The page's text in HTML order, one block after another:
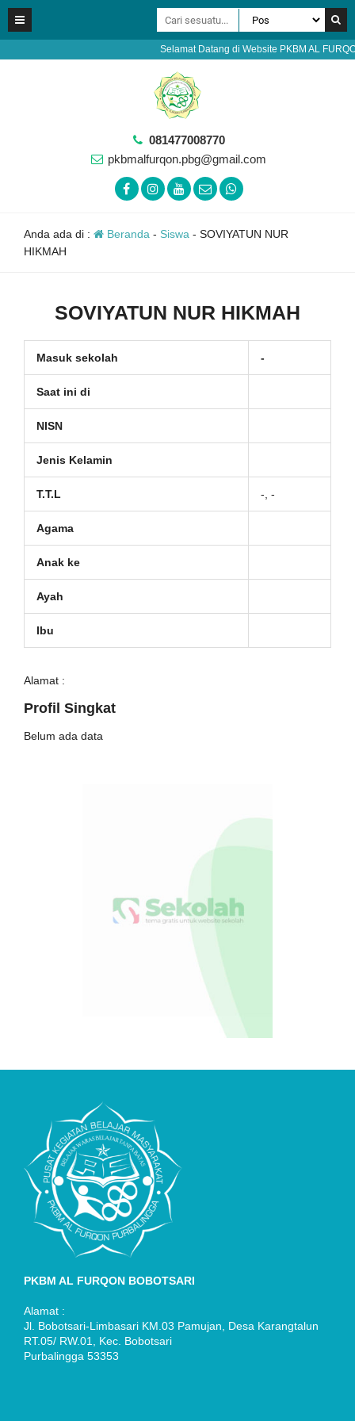
Selamat Datang di Website PKBM AL
081477008770
pkbmalfurqon.pbg@gmail.com
Anda ada di : Beranda - Siswa - SOVIYATUN NUR
HIKMAH
SOVIYATUN NUR HIKMAH
Masuk sekolah -
Saat ini di
NISN
Jenis Kelamin
T.T.L -, -
Agama
Anak ke
Ayah
Ibu
Alamat :
Profil Singkat
Belum ada data
PKBM AL FURQON BOBOTSARI
Alamat :
Jl. Bobotsari-Limbasari KM.03 Pamujan, Desa Karangtalun
RT.05/ RW.01, Kec. Bobotsari
Purbalingga 53353